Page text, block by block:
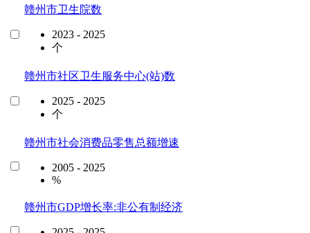
赣州市卫生院数
2023 - 2025
个
赣州市社区卫生服务中心(站)数
2025 - 2025
个
赣州市社会消费品零售总额增速
2005 - 2025
%
赣州市GDP增长率:非公有制经济